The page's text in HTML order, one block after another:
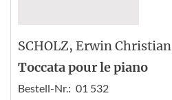
SCHOLZ, Erwin Christian
Toccata pour le piano
Bestell-Nr.: 01 532